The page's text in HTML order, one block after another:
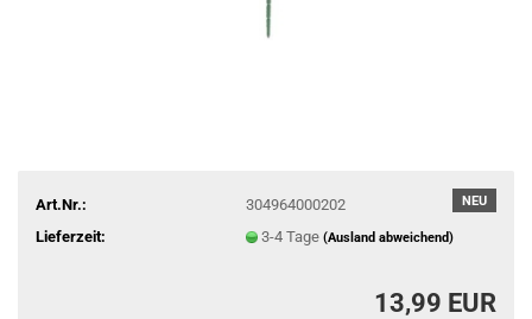
NEU
Art.Nr.:
304964000202
Lieferzeit:
3-4 Tage (Ausland abweichend)
13,99 EUR